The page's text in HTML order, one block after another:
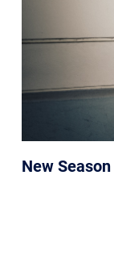
New Season